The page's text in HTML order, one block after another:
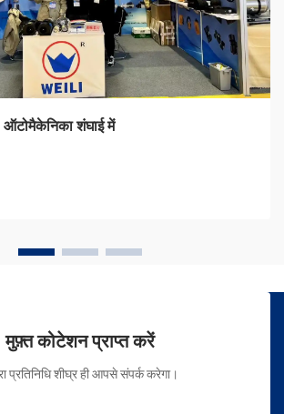
शंघाई में
मुफ़्त कोटेशन प्राप्त करें
प्रतिनिधि शीघ्र ही आपसे संपर्क करेगा।